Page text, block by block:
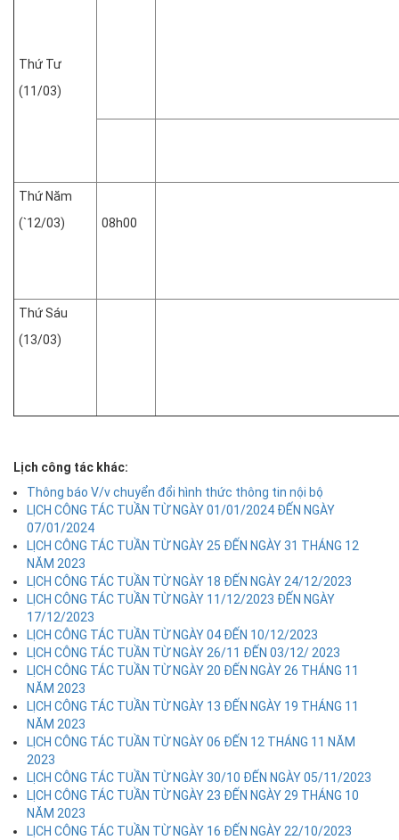
Thứ Tư
(11/03)
Thứ Năm
(`12/03)
08h00
Thứ Sáu
(13/03)
Lịch công tác khác:
Thông báo V/v chuyển đổi hình thức thông tin nội bộ
LỊCH CÔNG TÁC TUẦN TỪ NGÀY 01/01/2024 ĐẾN NGÀY
07/01/2024
LỊCH CÔNG TÁC TUẦN TỪ NGÀY 25 ĐẾN NGÀY 31 THÁNG 12
NĂM 2023
LỊCH CÔNG TÁC TUẦN TỪ NGÀY 18 ĐẾN NGÀY 24/12/2023
LỊCH CÔNG TÁC TUẦN TỪ NGÀY 11/12/2023 ĐẾN NGÀY
17/12/2023
LỊCH CÔNG TÁC TUẦN TỪ NGÀY 04 ĐẾN 10/12/2023
LỊCH CÔNG TÁC TUẦN TỪ NGÀY 26/11 ĐẾN 03/12/ 2023
LỊCH CÔNG TÁC TUẦN TỪ NGÀY 20 ĐẾN NGÀY 26 THÁNG 11
NĂM 2023
LỊCH CÔNG TÁC TUẦN TỪ NGÀY 13 ĐẾN NGÀY 19 THÁNG 11
NĂM 2023
LỊCH CÔNG TÁC TUẦN TỪ NGÀY 06 ĐẾN 12 THÁNG 11 NĂM
2023
LỊCH CÔNG TÁC TUẦN TỪ NGÀY 30/10 ĐẾN NGÀY 05/11/2023
LỊCH CÔNG TÁC TUẦN TỪ NGÀY 23 ĐẾN NGÀY 29 THÁNG 10
NĂM 2023
LỊCH CÔNG TÁC TUẦN TỪ NGÀY 16 ĐẾN NGÀY 22/10/2023